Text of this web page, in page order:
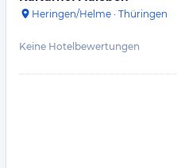
Heringen/Helme · Thüringen
Keine Hotelbewertungen